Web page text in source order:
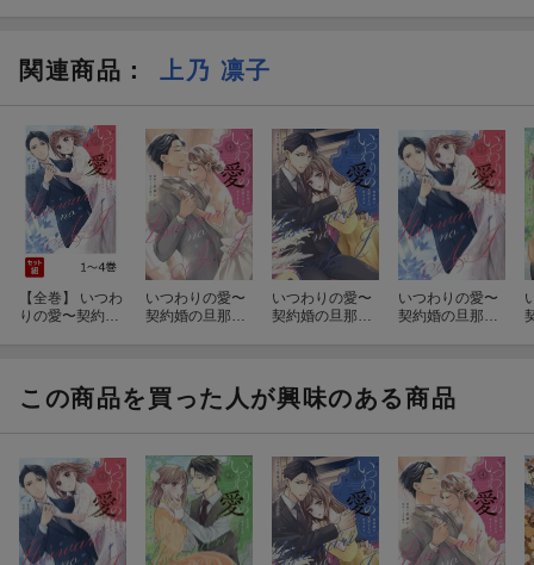
関連商品 ： 上乃 凛子
【全巻】 いつわ
りの愛〜契約婚
いつわりの愛〜
契約婚の旦那さ
いつわりの愛〜
契約婚の旦那さ
いつわりの愛〜
契約婚の旦那さ
この商品を買った人が興味のある商品